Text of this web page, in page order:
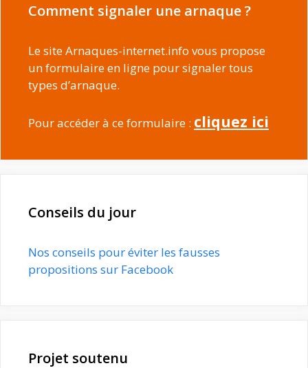
Comment signaler une arnaque ?
Le site Arnaques-internet.info vous propose
un formulaire en ligne pour signaler tous
types d’arnaque.
Pour accéder à ce formulaire : cliquez ici
Conseils du jour
Nos conseils pour éviter les fausses
propositions sur Facebook
Projet soutenu